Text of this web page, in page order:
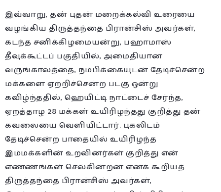
இவ்வாறு, தன் புதன் மறைக்கல்வி உரையை
வழங்கிய திருத்தந்தை பிரான்சிஸ் அவர்கள்,
கடந்த சனிக்கிழமையன்று, பஹாமாஸ்
தீவுக்கூட்டப் பகுதியில், அமைதியான
வருங்காலத்தை, நம்பிக்கையுடன் தேடிச்சென்ற
மக்களை ஏற்றிச்சென்ற படகு ஒன்று
கவிழ்ந்ததில், ஹெயிட்டி நாட்டைச் சேர்ந்த,
ஏறத்தாழ 28 மக்கள் உயிரிழந்தது குறித்து தன்
கவலையை வெளியிட்டார். புகலிடம்
தேடிச்சென்ற பாதையில் உயிரிழந்த
இம்மக்களின் உறவினர்கள் குறித்து என்
எண்ணங்கள் செல்கின்றன எனக் கூறியத்
திருத்தந்தை பிரான்சிஸ் அவர்கள்,